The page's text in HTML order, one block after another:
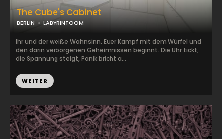
The Cube's Cabinet
BERLIN LABYRINTOOM
Ihr und der weiße Wahnsinn. Euer Kampf mit dem Würfel und
den darin verborgenen Geheimnissen beginnt. Die Uhr tickt,
die Spannung steigt, Panik bricht a...
WEITER